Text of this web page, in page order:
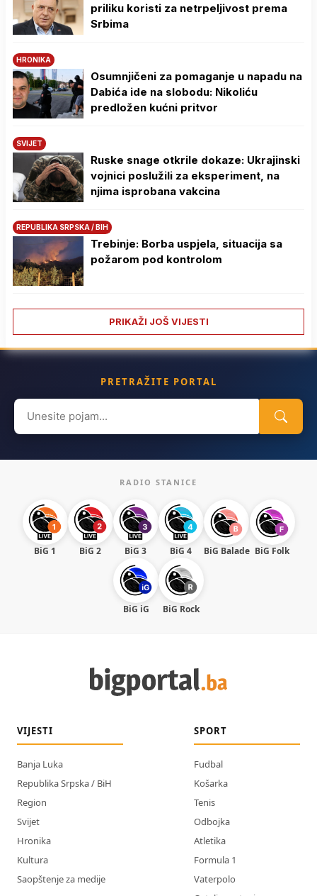
priliku koristi za netrpeljivost prema
Srbima
HRONIKA
Osumnjičeni za pomaganje u napadu na
Dabića ide na slobodu: Nikoliću
predložen kućni pritvor
SVIJET
Ruske snage otkrile dokaze: Ukrajinski
vojnici poslužili za eksperiment, na
njima isprobana vakcina
REPUBLIKA SRPSKA / BIH
Trebinje: Borba uspjela, situacija sa
požarom pod kontrolom
PRIKAŽI JOŠ VIJESTI
PRETRAŽITE PORTAL
Search
for:
RADIO STANICE
BiG 1 BiG 2 BiG 3 BiG 4 BiG Balade BiG Folk
BiG iG BiG Rock
VIJESTI
Banja Luka
Republika Srpska / BiH
Region
Svijet
Hronika
Kultura
Saopštenje za medije
SPORT
Fudbal
Košarka
Tenis
Odbojka
Atletika
Formula 1
Vaterpolo